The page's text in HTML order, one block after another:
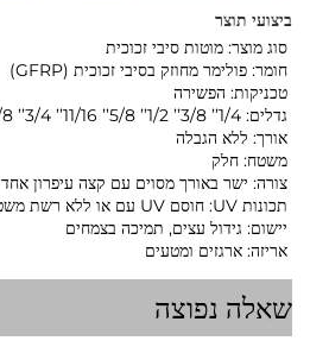
ביצועי תוצר
סוג מוצר: מוטות סיבי זכוכית
חומר: פולימר מחוזק בסיבי זכוכית (GFRP)
טכניקות: הפשירה
גדלים: 1/4’’ 3/8’’ 1/2’’ 5/8’’ 11/16’’ 3/4’’ 7/8’’ 1’’ וכן הלאה
אורך: ללא הגבלה
משטח: חלק
צורה: ישר באורך מסוים עם קצה עיפרון אחד
תכונות UV: חוסם UV עם או ללא רשת משטח פוליאסטר
יישום: גידול עצים, תמיכה בצמחים
אריזה: ארגזים ומטעים
שאלה נפוצה